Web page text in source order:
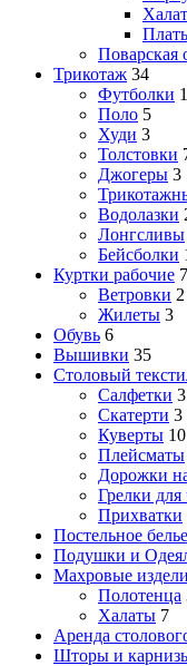
Поварская
Трикотаж 34
Футболки
Поло 5
Худи 3
Толстовки
Джогеры 3
Водолазки
Лонгсливы
Бейсболки
Куртки рабочие 7
Ветровки 2
Жилеты 3
Обувь 6
Вышивки 35
Столовый
Салфетки 3
Скатерти 3
Куверты 10
Плейсматы
Дорожки
Грелки для
Прихватки
Постельное
Подушки и
Махровые
Полотенца
Халаты 7
Аренда
Шторы и